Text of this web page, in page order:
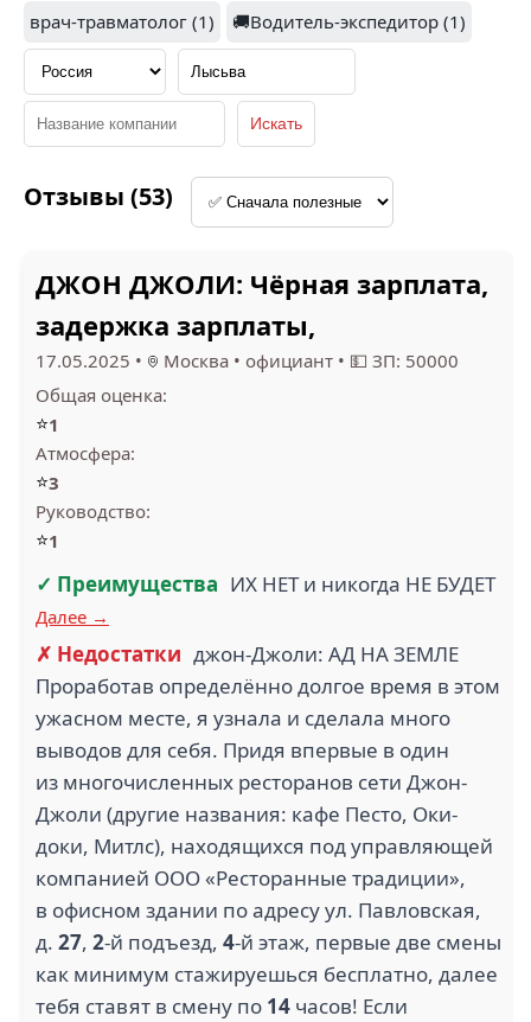
ОПТИМА (1)
3.7
КРАСНОЕ & БЕЛОЕ (1) OPEN GROUP (1)
PANDORA (1)
1
БАРС ГРУП (1)
1
АРИЯ ХОУМ (1)
5
врач-травматолог (1)
🚚Водитель-экспедитор (1)
Отзывы (53)
ДЖОН ДЖОЛИ: Чёрная зарплата,
задержка зарплаты,
17.05.2025 • Москва • официант • 💵 ЗП: 50000
Общая оценка:
⭐1
Атмосфера:
⭐3
Руководство:
⭐1
✓ Преимущества ИХ НЕТ и никогда НЕ БУДЕТ
Далее →
✗ Недостатки джон-Джоли: АД НА ЗЕМЛЕ
Проработав определённо долгое время в этом
ужасном месте, я узнала и сделала много
выводов для себя. Придя впервые в один
из многочисленных ресторанов сети Джон-
Джоли (другие названия: кафе Песто, Оки-
доки, Митлс), находящихся под управляющей
компанией ООО «Ресторанные традиции»,
в офисном здании по адресу ул. Павловская,
д. 27, 2-й подъезд, 4-й этаж, первые две смены
как минимум стажируешься бесплатно, далее
тебя ставят в смену по 14 часов! Если